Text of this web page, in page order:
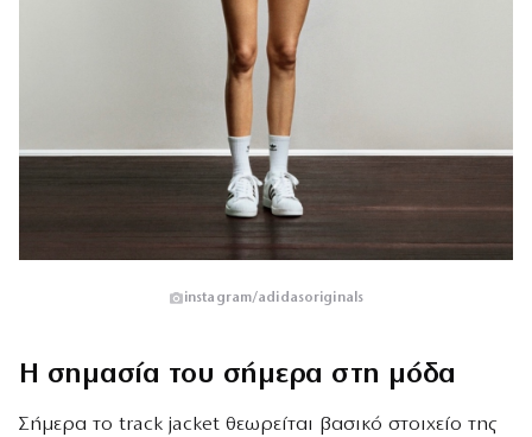
instagram/adidasoriginals
Η σημασία του σήμερα στη μόδα
Σήμερα το track jacket θεωρείται βασικό στοιχείο της